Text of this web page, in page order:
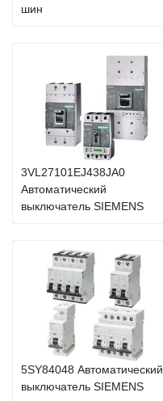
шин
3VL27101EJ438JA0
Автоматический
выключатель SIEMENS
5SY84048 Автоматический
выключатель SIEMENS